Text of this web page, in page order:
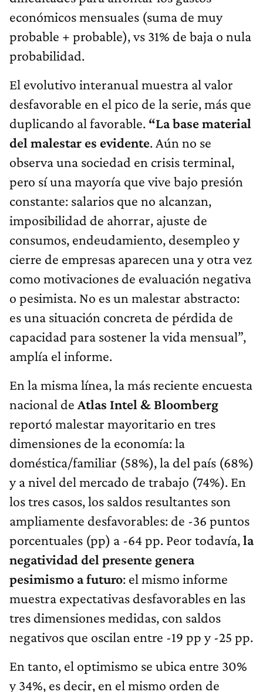
económicos mensuales (suma de muy
probable + probable), vs 31% de baja o nula
probabilidad.
El evolutivo interanual muestra al valor
desfavorable en el pico de la serie, más que
duplicando al favorable. “La base material
del malestar es evidente. Aún no se
observa una sociedad en crisis terminal,
pero sí una mayoría que vive bajo presión
constante: salarios que no alcanzan,
imposibilidad de ahorrar, ajuste de
consumos, endeudamiento, desempleo y
cierre de empresas aparecen una y otra vez
como motivaciones de evaluación negativa
o pesimista. No es un malestar abstracto:
es una situación concreta de pérdida de
capacidad para sostener la vida mensual”,
amplía el informe.
En la misma línea, la más reciente encuesta
nacional de Atlas Intel & Bloomberg
reportó malestar mayoritario en tres
dimensiones de la economía: la
doméstica/familiar (58%), la del país (68%)
y a nivel del mercado de trabajo (74%). En
los tres casos, los saldos resultantes son
ampliamente desfavorables: de -36 puntos
porcentuales (pp) a -64 pp. Peor todavía,la
negatividad del presente genera
pesimismo a futuro: el mismo informe
muestra expectativas desfavorables en las
tres dimensiones medidas, con saldos
negativos que oscilan entre -19 pp y -25 pp.
En tanto, el optimismo se ubica entre 30%
y 34%, es decir, en el mismo orden de